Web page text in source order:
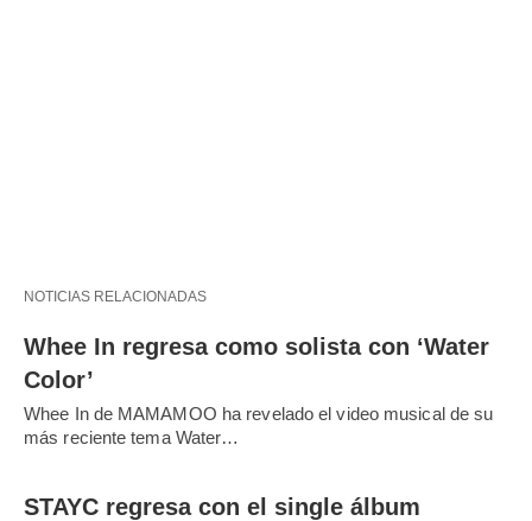
NOTICIAS RELACIONADAS
Whee In regresa como solista con ‘Water
Color’
Whee In de MAMAMOO ha revelado el video musical de su
más reciente tema Water…
STAYC regresa con el single álbum